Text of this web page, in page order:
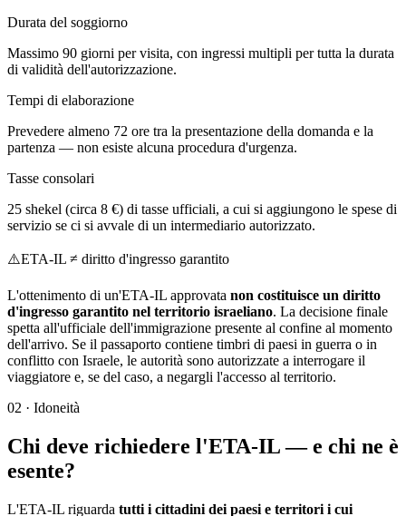
Durata del soggiorno
Massimo 90 giorni per visita, con ingressi multipli per tutta la durata
di validità dell'autorizzazione.
Tempi di elaborazione
Prevedere almeno 72 ore tra la presentazione della domanda e la
partenza — non esiste alcuna procedura d'urgenza.
Tasse consolari
25 shekel (circa 8 €) di tasse ufficiali, a cui si aggiungono le spese di
servizio se ci si avvale di un intermediario autorizzato.
⚠️ETA-IL ≠ diritto d'ingresso garantito
L'ottenimento di un'ETA-IL approvata non costituisce un diritto
d'ingresso garantito nel territorio israeliano. La decisione finale
spetta all'ufficiale dell'immigrazione presente al confine al momento
dell'arrivo. Se il passaporto contiene timbri di paesi in guerra o in
conflitto con Israele, le autorità sono autorizzate a interrogare il
viaggiatore e, se del caso, a negargli l'accesso al territorio.
02 · Idoneità
Chi deve richiedere l'ETA-IL — e chi ne è
esente?
L'ETA-IL riguarda tutti i cittadini dei paesi e territori i cui